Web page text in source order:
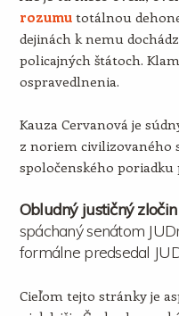
rozumutotálnou
dejinách k nemu
policajných štátoch.
ospravedlnenia.
Kauza Cervanová je
z noriem civilizovaného
spoločenského poriadku
Obludný justičný zločin
spáchaný senátom
formálne predsedal
Cieľom tejto stránky je